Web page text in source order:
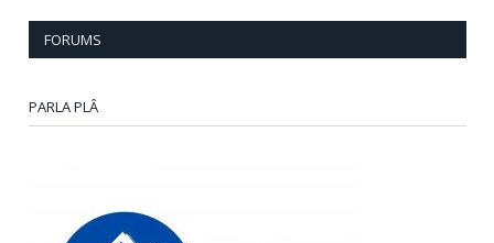
FORUMS
PARLA PLÂ